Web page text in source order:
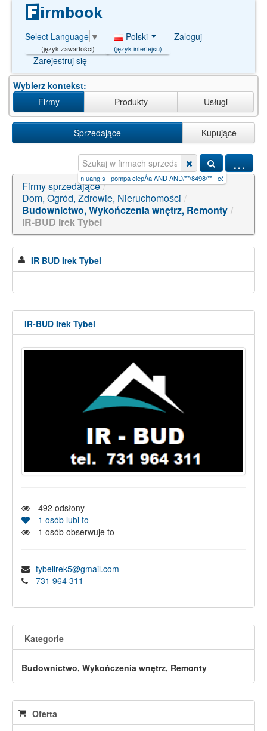
Select Language ▼
(język zawartości)
Polski
(język interfejsu)
Zaloguj
Zarejestruj się
Wybierz kontekst:
Firmy
Produkty Usługi
Sprzedające Kupujące
...
uang s pompa ciepÅa AND AND/**/8498/**|công+việc+kiếm+tiền+online+cho+s
Firmy sprzedające /
Dom, Ogród, Zdrowie, Nieruchomości /
Budownictwo, Wykończenia wnętrz, Remonty /
IR-BUD Irek Tybel
IR BUD Irek Tybel
IR-BUD Irek Tybel
492 odsłony
1 osób lubi to
1 osób obserwuje to
tybelirek5@gmail.com
731 964 311
Kategorie
Budownictwo, Wykończenia wnętrz, Remonty
Oferta